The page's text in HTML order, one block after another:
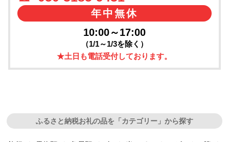
年中無休
10:00～17:00
（1/1～1/3を除く）
★土日も電話受付しております。
ふるさと納税お礼の品を「カテゴリー」から探す